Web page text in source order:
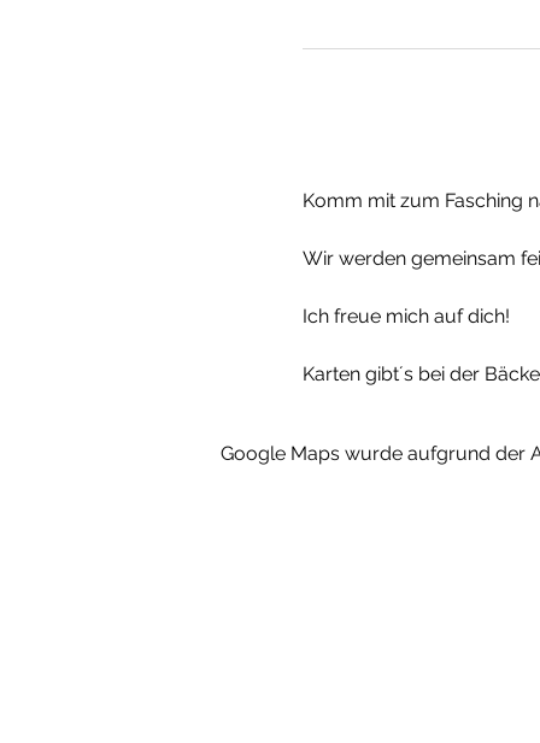
Komm mit zum Fasching
Wir werden gemeinsam
Ich freue mich auf dich!
Karten gibt´s bei der
Google Maps wurde aufgrund der